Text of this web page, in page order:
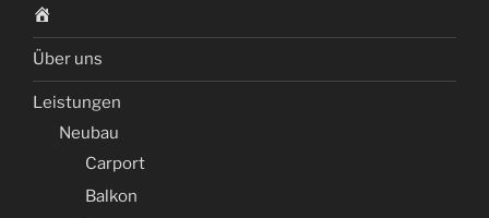
t
a
r
Über uns
Leistungen
Neubau
Carport
Balkon